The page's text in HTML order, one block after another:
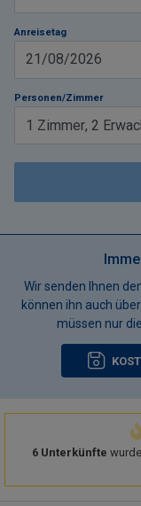
Anreisetag
21/08/2026
Personen/Zimmer
1 Zimmer, 2
Wir senden Ihnen
können ihn auch
müssen nur
6 Unterkünfte